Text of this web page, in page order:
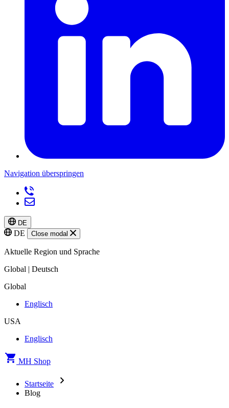
Navigation überspringen
DE
DE Close modal
Aktuelle Region und Sprache
Global | Deutsch
Global
Englisch
USA
Englisch
MH Shop
Startseite
Blog